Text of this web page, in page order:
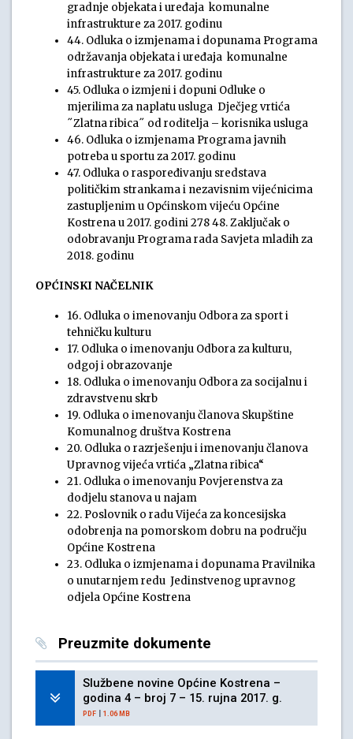
gradnje objekata i uređaja komunalne
infrastrukture za 2017. godinu
44. Odluka o izmjenama i dopunama Programa
održavanja objekata i uređaja komunalne
infrastrukture za 2017. godinu
45. Odluka o izmjeni i dopuni Odluke o
mjerilima za naplatu usluga Dječjeg vrtića
˝Zlatna ribica˝ od roditelja – korisnika usluga
46. Odluka o izmjenama Programa javnih
potreba u sportu za 2017. godinu
47. Odluka o raspoređivanju sredstava
političkim strankama i nezavisnim vijećnicima
zastupljenim u Općinskom vijeću Općine
Kostrena u 2017. godini 278 48. Zaključak o
odobravanju Programa rada Savjeta mladih za
2018. godinu
OPĆINSKI NAČELNIK
16. Odluka o imenovanju Odbora za sport i
tehničku kulturu
17. Odluka o imenovanju Odbora za kulturu,
odgoj i obrazovanje
18. Odluka o imenovanju Odbora za socijalnu i
zdravstvenu skrb
19. Odluka o imenovanju članova Skupštine
Komunalnog društva Kostrena
20. Odluka o razrješenju i imenovanju članova
Upravnog vijeća vrtića „Zlatna ribica“
21. Odluka o imenovanju Povjerenstva za
dodjelu stanova u najam
22. Poslovnik o radu Vijeća za koncesijska
odobrenja na pomorskom dobru na području
Općine Kostrena
23. Odluka o izmjenama i dopunama Pravilnika
o unutarnjem redu Jedinstvenog upravnog
odjela Općine Kostrena
Preuzmite dokumente
Službene novine Općine Kostrena –
godina 4 – broj 7 – 15. rujna 2017. g.
PDF | 1.06 MB